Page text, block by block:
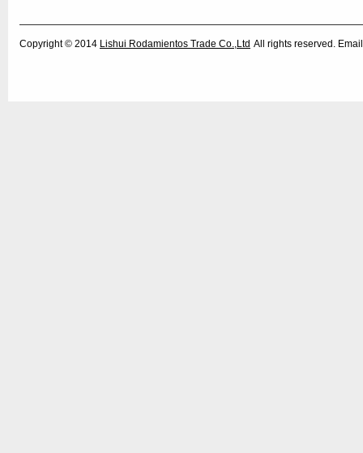
Copyright © 2014 Lishui Rodamientos Trade Co.,Ltd All rights reserved.